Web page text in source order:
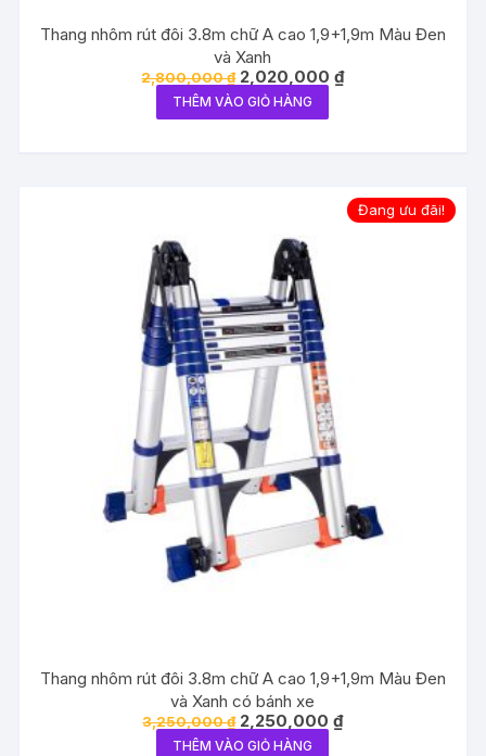
Thang nhôm rút đôi 3.8m chữ A cao 1,9+1,9m Màu Đen
và Xanh
2,800,000₫ Giá
gốc
là:
2,800,000 ₫.
2,020,000₫Giá
hiện
THÊM VÀO GIỎ HÀNG
Đang ưu đãi!
Thang nhôm rút đôi 3.8m chữ A cao 1,9+1,9m Màu Đen
và Xanh có bánh xe
3,250,000₫ Giá
gốc
2,250,000₫Giá
hiện
THÊM VÀO GIỎ HÀNG